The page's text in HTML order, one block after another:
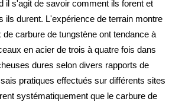
il s'agit de savoir comment ils forent et
ils durent. L'expérience de terrain montre
carbure de tungstène ont tendance à
en acier de trois à quatre fois dans
dures selon divers rapports de
pratiques effectués sur différents sites
systématiquement que le carbure de